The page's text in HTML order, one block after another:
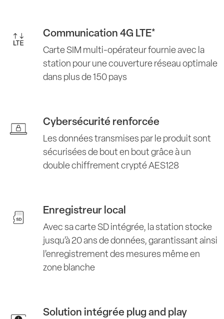
Communication 4G LTE*
Carte SIM multi-opérateur fournie avec la
station pour une couverture réseau optimale
dans plus de 150 pays
Cybersécurité renforcée
Les données transmises par le produit sont
sécurisées de bout en bout grâce à un
double chiffrement crypté AES128
Enregistreur local
Avec sa carte SD intégrée, la station stocke
jusqu’à 20 ans de données, garantissant ainsi
l’enregistrement des mesures même en
zone blanche
Solution intégrée plug and play